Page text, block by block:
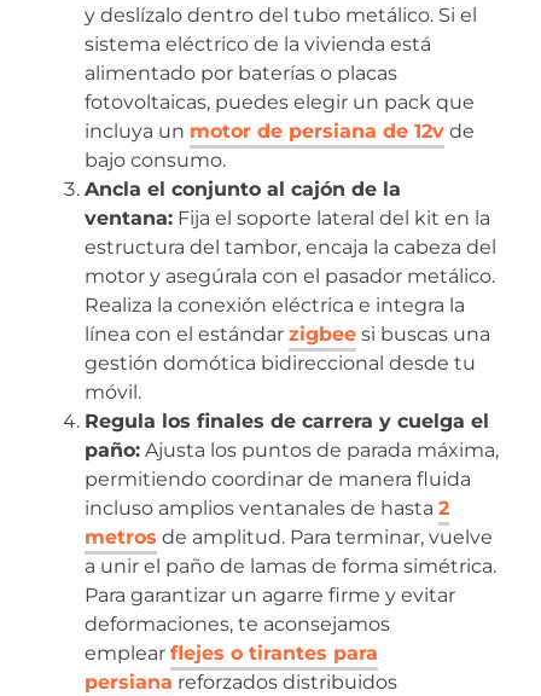
y deslízalo dentro del tubo metálico. Si el
sistema eléctrico de la vivienda está
alimentado por baterías o placas
fotovoltaicas, puedes elegir un pack que
incluya un motor de persiana de 12v de
bajo consumo.
Ancla el conjunto al cajón de la
ventana: Fija el soporte lateral del kit en la
estructura del tambor, encaja la cabeza del
motor y asegúrala con el pasador metálico.
Realiza la conexión eléctrica e integra la
línea con el estándar zigbee si buscas una
gestión domótica bidireccional desde tu
móvil.
Regula los finales de carrera y cuelga el
paño: Ajusta los puntos de parada máxima,
permitiendo coordinar de manera fluida
incluso amplios ventanales de hasta 2
metros de amplitud. Para terminar, vuelve
a unir el paño de lamas de forma simétrica.
Para garantizar un agarre firme y evitar
deformaciones, te aconsejamos
emplear flejes o tirantes para
persiana reforzados distribuidos